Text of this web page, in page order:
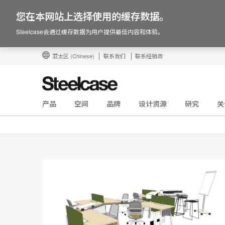
亚太区 (Chinese) 联系我们 联系经销商
产品 空间 品牌 设计资源 研究
您在本网站上选择使用的缓存数据。
Steelcase会通过缓存数据为用户提供最佳内容和体验。